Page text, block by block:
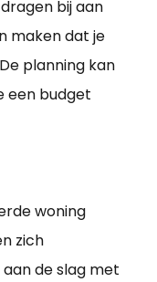
bij aan
maken dat je
planning kan
een budget
woning
zich
de slag met